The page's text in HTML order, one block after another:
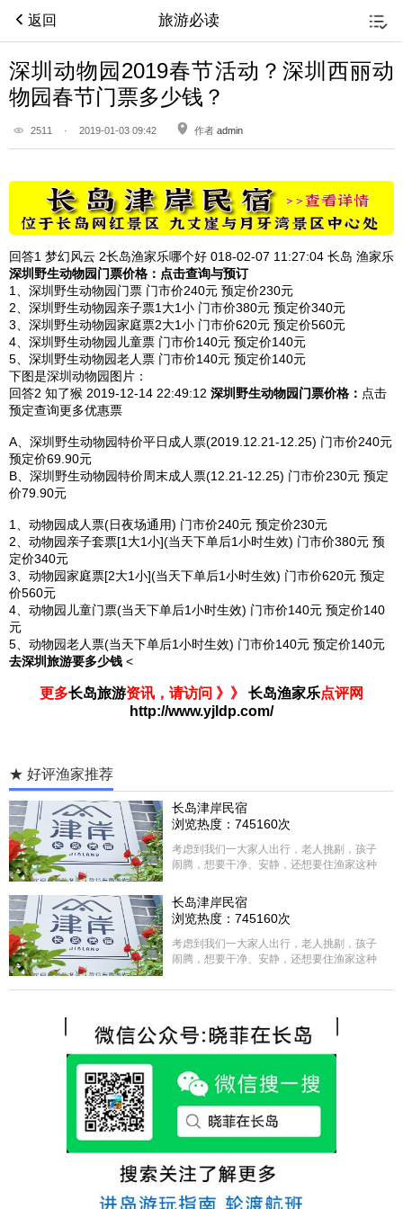
返回 旅游必读
深圳动物园2019春节活动？深圳西丽动
物园春节门票多少钱？
2511 · 2019-01-03 09:42 作者 admin
回答1 梦幻风云 2长岛渔家乐哪个好 018-02-07 11:27:04 长岛 渔家乐
深圳野生动物园门票价格：点击查询与预订
1、深圳野生动物园门票 门市价240元 预定价230元
2、深圳野生动物园亲子票1大1小 门市价380元 预定价340元
3、深圳野生动物园家庭票2大1小 门市价620元 预定价560元
4、深圳野生动物园儿童票 门市价140元 预定价140元
5、深圳野生动物园老人票 门市价140元 预定价140元
下图是深圳动物园图片：
回答2 知了猴 2019-12-14 22:49:12 深圳野生动物园门票价格： 点击
预定查询更多优惠票
A、深圳野生动物园特价平日成人票(2019.12.21-12.25) 门市价240元
预定价69.90元
B、深圳野生动物园特价周末成人票(12.21-12.25) 门市价230元 预定
价79.90元
1、动物园成人票(日夜场通用) 门市价240元 预定价230元
2、动物园亲子套票[1大1小](当天下单后1小时生效) 门市价380元 预
定价340元
3、动物园家庭票[2大1小](当天下单后1小时生效) 门市价620元 预定
价560元
4、动物园儿童门票(当天下单后1小时生效) 门市价140元 预定价140
元
5、动物园老人票(当天下单后1小时生效) 门市价140元 预定价140元
去深圳旅游要多少钱 <
更多长岛旅游资讯，请访问 》》 长岛渔家乐点评网
http://www.yjldp.com/
★ 好评渔家推荐
长岛津岸民宿
浏览热度：745160次
考虑到我们一大家人出行，老人挑剔，孩子
闹腾，想要干净、安静，还想要住渔家这种
选择津岸民宿，实际体验客房很干净，饭菜
方面家里老人也很满意，整体饭菜给搭配的
很好，每顿饭也不重样的，海鲜确实是非常
的新鲜呢，另外值得一提的是，他家的海菜
包子非常好吃。 其实长岛可选的酒店、民宿
各不相同，可以根据自己的喜好选择。非常
热情，能根据我提出的需求来安排房间，这
点很好。
长岛津岸民宿
浏览热度：745160次
考虑到我们一大家人出行，老人挑剔，孩子
闹腾，想要干净、安静，还想要住渔家这种
选择津岸民宿，实际体验客房很干净，饭菜
很好，每顿饭也不重样的，海鲜确实是非常
的新鲜呢，另外值得一提的是，他家的海菜
包子非常好吃。 其实长岛可选的酒店、民宿
各不相同，可以根据自己的喜好选择。非常
推荐津岸民宿，关键是老板娘晓菲很细心、
热情，能根据我提出的需求来安排房间，这
点很好。